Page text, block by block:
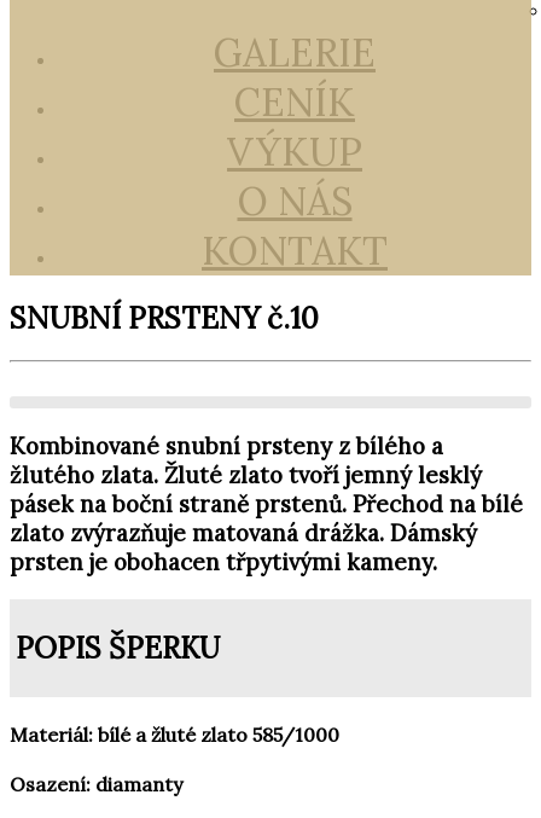
GALERIE
CENÍK
VÝKUP
O NÁS
KONTAKT
SNUBNÍ PRSTENY č.10
Kombinované snubní prsteny z bílého a
žlutého zlata. Žluté zlato tvoří jemný lesklý
pásek na boční straně prstenů. Přechod na bílé
zlato zvýrazňuje matovaná drážka. Dámský
prsten je obohacen třpytivými kameny.
POPIS ŠPERKU
Materiál: bílé a žluté zlato 585/1000
Osazení: diamanty